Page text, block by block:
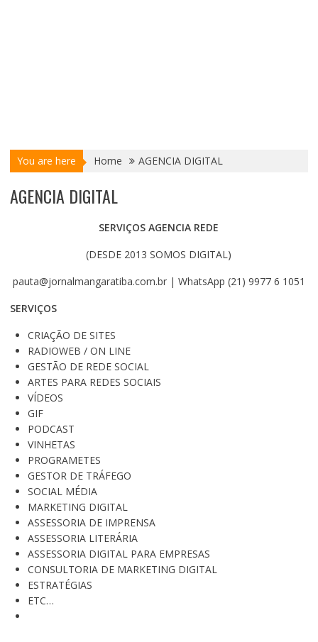
You are here Home AGENCIA DIGITAL
AGENCIA DIGITAL
SERVIÇOS AGENCIA REDE
(DESDE 2013 SOMOS DIGITAL)
pauta@jornalmangaratiba.com.br | WhatsApp (21) 9977 6 1051
SERVIÇOS
CRIAÇÃO DE SITES
RADIOWEB / ON LINE
GESTÃO DE REDE SOCIAL
ARTES PARA REDES SOCIAIS
VÍDEOS
GIF
PODCAST
VINHETAS
PROGRAMETES
GESTOR DE TRÁFEGO
SOCIAL MÉDIA
MARKETING DIGITAL
ASSESSORIA DE IMPRENSA
ASSESSORIA LITERÁRIA
ASSESSORIA DIGITAL PARA EMPRESAS
CONSULTORIA DE MARKETING DIGITAL
ESTRATÉGIAS
ETC…